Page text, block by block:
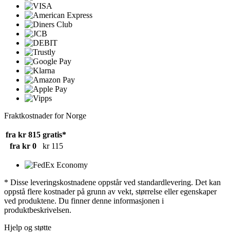
Fraktkostnader for Norge
fra kr 815 gratis*
fra kr 0
kr 115
* Disse leveringskostnadene oppstår ved standardlevering. Det kan
oppstå flere kostnader på grunn av vekt, størrelse eller egenskaper
ved produktene. Du finner denne informasjonen i
produktbeskrivelsen.
Hjelp og støtte